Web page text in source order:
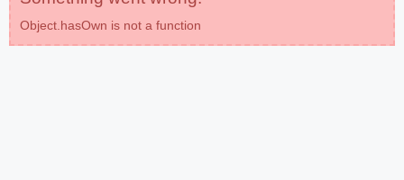
Object.hasOwn is not a function